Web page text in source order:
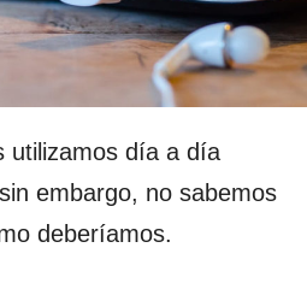
utilizamos día a día
embargo, no sabemos
deberíamos.